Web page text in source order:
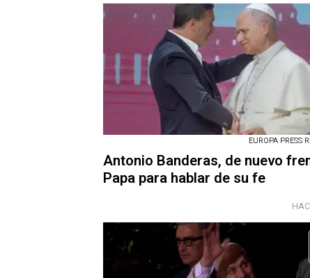
EUROPA PRESS
Antonio Banderas, de nuevo
Papa para hablar de su fe